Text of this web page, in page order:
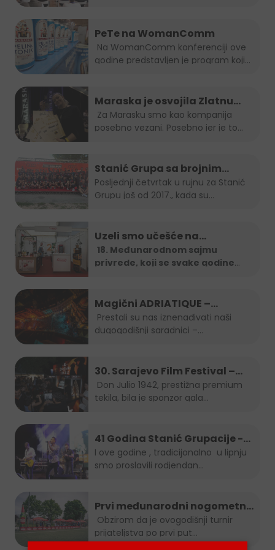
PeTe na WomanComm
godine predstavljen je program koji
Maraska je osvojila Zlatnu
plaketu, opet!
posebno vezani. Posebno jer je to...
Stanić Grupa sa brojnim
timom na B2B run utrci
Posljednji četvrtak u rujnu za Stanić
Grupu još od 2017., kada su...
Uzeli smo učešće na…
18. Međunarodnom sajmu
privrede, koji se svake godine
Magični ADRIATIQUE –
posljednja noć SFF-a
dugogodišnji saradnici –...
30. Sarajevo Film Festival –
Don Julio Gala zabava
tekila, bila je sponzor gala...
41 Godina Stanić Grupacije -
koncert Indira Forza i Berin
Buturović
I ove godine , tradicijonalno u lipnju
smo proslavili rodjendan...
Prvi međunarodni nogometni
turnir prijateljstva
prijateljstva po prvi put...